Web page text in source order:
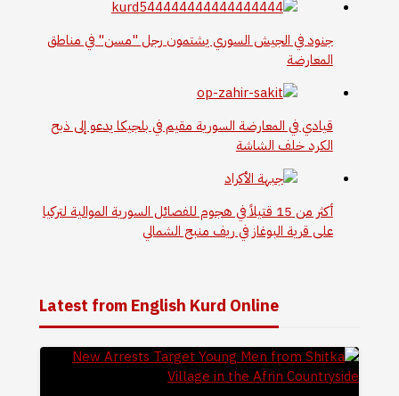
جنود في الجيش السوري يشتمون رجل "مسن" في مناطق
قيادي في المعارضة السورية مقيم في بلجيكا يدعو إلى ذبح
الكرد خلف الشاشة
أكثر من 15 قتيلاً في هجوم للفصائل السورية الموالية لتركيا
على قرية البوغاز في ريف منبج الشمالي
Latest from English Kurd Online